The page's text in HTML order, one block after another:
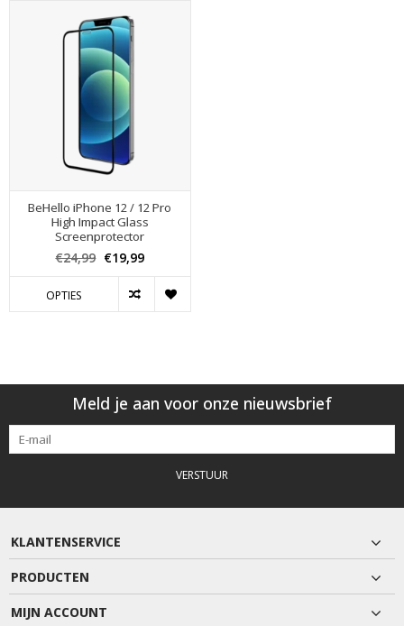
BeHello iPhone 12 / 12 Pro
High Impact Glass
Screenprotector
€24,99 €19,99
OPTIES
Meld je aan voor onze nieuwsbrief
VERSTUUR
KLANTENSERVICE
PRODUCTEN
MIJN ACCOUNT